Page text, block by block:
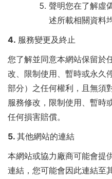
聲明您在了解虛
述所載相關資料
4. 服務變更及終止
您了解並同意本網站保留於
改、限制使用、暫時或永久
部分）之任何權利，且無須
服務修改，限制使用、暫時
任何損害賠償。
5. 其他網站的連結
本網站或協力廠商可能會提
連結，您可能會因此連結至